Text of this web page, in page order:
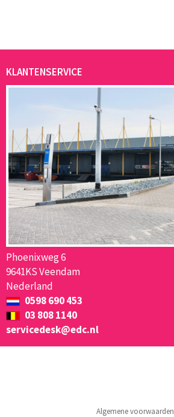
KLANTENSERVICE
Phoenixweg 6
9641KS Veendam
Nederland
0598 690 453
03 808 1140
servicedesk@edc.nl
Algemene voorwaarden